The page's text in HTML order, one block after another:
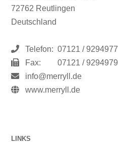
72762 Reutlingen
Deutschland
Telefon: 07121 / 9294977
Fax:
07121 / 9294979
info@merryll.de
www.merryll.de
LINKS